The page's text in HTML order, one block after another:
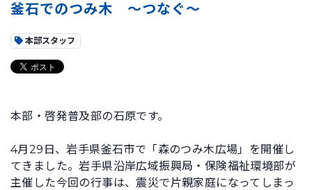
釜石でのつみ木 ～つなぐ～
本部スタッフ
本部・啓発普及部の石原です。
4月29日、岩手県釜石市で「森のつみ木広場」を開催し
てきました。岩手県沿岸広域振興局・保険福祉環境部が
主催した今回の行事は、震災で片親家庭になってしまっ